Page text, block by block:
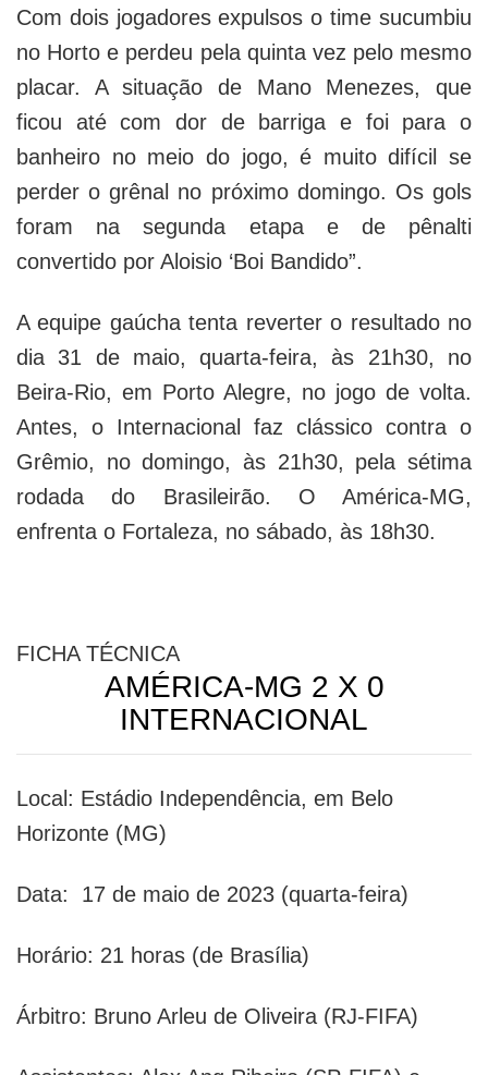
Com dois jogadores expulsos o time sucumbiu
no Horto e perdeu pela quinta vez pelo mesmo
placar. A situação de Mano Menezes, que
ficou até com dor de barriga e foi para o
banheiro no meio do jogo, é muito difícil se
perder o grênal no próximo domingo. Os gols
foram na segunda etapa e de pênalti
convertido por Aloisio ‘Boi Bandido”.
A equipe gaúcha tenta reverter o resultado no
dia 31 de maio, quarta-feira, às 21h30, no
Beira-Rio, em Porto Alegre, no jogo de volta.
Antes, o Internacional faz clássico contra o
Grêmio, no domingo, às 21h30, pela sétima
rodada do Brasileirão. O América-MG,
enfrenta o Fortaleza, no sábado, às 18h30.
FICHA TÉCNICA
AMÉRICA-MG 2 X 0
INTERNACIONAL
Local: Estádio Independência, em Belo
Horizonte (MG)
Data: 17 de maio de 2023 (quarta-feira)
Horário: 21 horas (de Brasília)
Árbitro: Bruno Arleu de Oliveira (RJ-FIFA)